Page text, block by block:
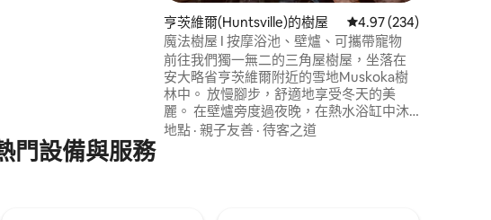
亨茨維爾(Huntsville)的樹屋 從 234 則評價中獲得
4.97 (234)
魔法樹屋 I 按摩浴池、壁爐、可攜帶寵物
前往我們獨一無二的三角屋樹屋，坐落在
安大略省亨茨維爾附近的雪地Muskoka樹
林中。 放慢腳步，舒適地享受冬天的美
麗。 在壁爐旁度過夜晚，在熱水浴缸中沐
浴星空，或出門探險—滑雪、雪鞋、滑冰
地點 · 親子友善 · 待客之道
門設備與服務